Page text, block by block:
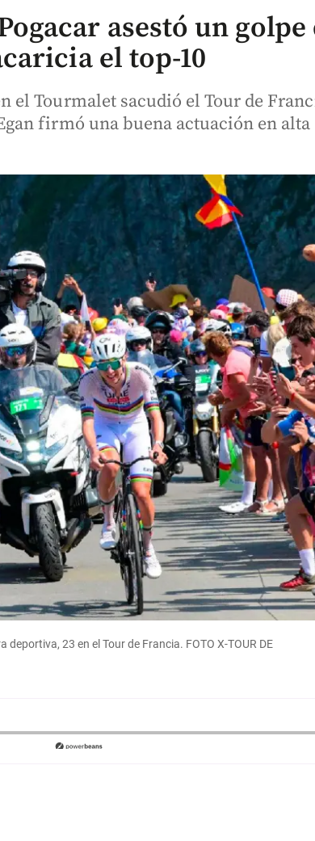
asestó un golpe
el top-10
el Tourmalet sacudió el Tour de
firmó una buena actuación en alta
23 en el Tour de Francia. FOTO X-TOUR DE